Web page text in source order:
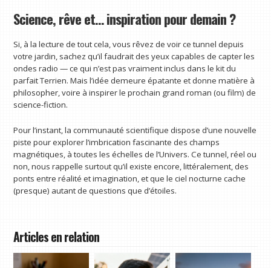
Science, rêve et… inspiration pour demain ?
Si, à la lecture de tout cela, vous rêvez de voir ce tunnel depuis
votre jardin, sachez qu’il faudrait des yeux capables de capter les
ondes radio — ce qui n’est pas vraiment inclus dans le kit du
parfait Terrien. Mais l’idée demeure épatante et donne matière à
philosopher, voire à inspirer le prochain grand roman (ou film) de
science-fiction.
Pour l’instant, la communauté scientifique dispose d’une nouvelle
piste pour explorer l’imbrication fascinante des champs
magnétiques, à toutes les échelles de l’Univers. Ce tunnel, réel ou
non, nous rappelle surtout qu’il existe encore, littéralement, des
ponts entre réalité et imagination, et que le ciel nocturne cache
(presque) autant de questions que d’étoiles.
Articles en relation